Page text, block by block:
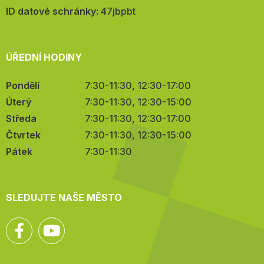
mail:
ID datové schránky: 47jbpbt
ÚŘEDNÍ HODINY
Pondělí
7:30-11:30, 12:30-17:00
Úterý
7:30-11:30, 12:30-15:00
Středa
7:30-11:30, 12:30-17:00
Čtvrtek
7:30-11:30, 12:30-15:00
Pátek
7:30-11:30
SLEDUJTE NAŠE MĚSTO
Facebook